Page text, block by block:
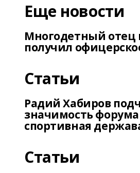
Еще новости
Многодетный
получил
Статьи
Радий Хабиров
значимость форума
спортивная
Статьи